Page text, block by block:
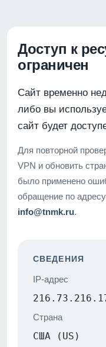
Доступ к
ограничен
Сайт временно
либо вы
сайт будет
Для повторной
VPN и обновить
было применено
обращение по
info@tnmk.ru.
СВЕДЕНИЯ
IP-адрес
Страна
США (US)